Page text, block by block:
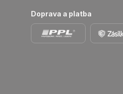
Doprava a platba